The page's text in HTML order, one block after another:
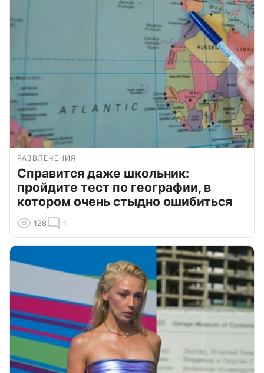
РАЗВЛЕЧЕНИЯ
Справится даже школьник:
пройдите тест по географии, в
котором очень стыдно ошибиться
128 1